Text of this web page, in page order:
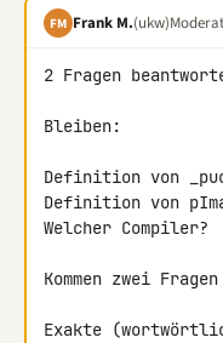
FM Frank M.(ukw)
2 Fragen
Bleiben:
Definition von
Definition von
Welcher Compiler?
Kommen zwei
Exakte